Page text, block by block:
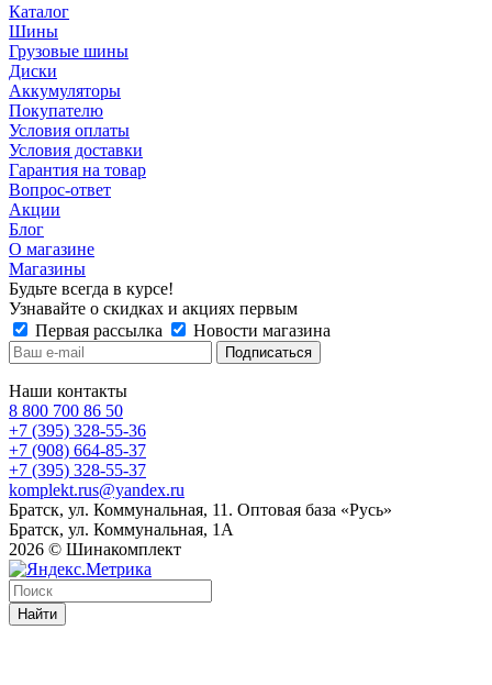
Каталог
Шины
Грузовые шины
Диски
Аккумуляторы
Покупателю
Условия оплаты
Условия доставки
Гарантия на товар
Вопрос-ответ
Акции
Блог
О магазине
Магазины
Будьте всегда в курсе!
Узнавайте о скидках и акциях первым
Первая рассылка
Новости магазина
Наши контакты
8 800 700 86 50
+7 (395) 328-55-36
+7 (908) 664-85-37
+7 (395) 328-55-37
komplekt.rus@yandex.ru
Братск, ул. Коммунальная, 11. Оптовая база «Русь»
Братск, ул. Коммунальная, 1А
2026 © Шинакомплект
Найти